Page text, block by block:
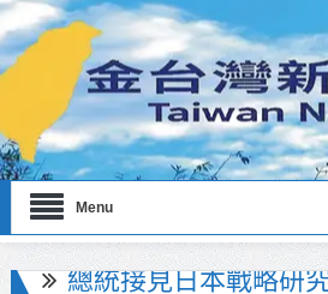
Menu